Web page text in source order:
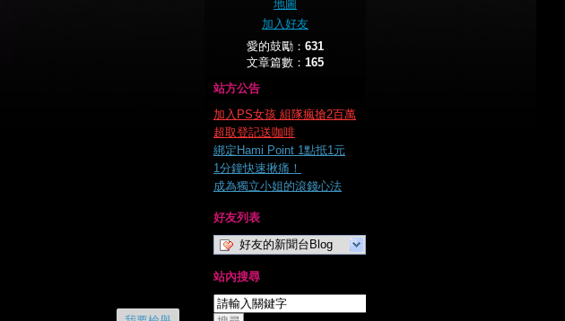
地圖
加入好友
愛的鼓勵： 631
文章篇數： 165
站方公告
加入PS女孩 組隊瘋搶2百萬
超取登記送咖啡
綁定Hami Point 1點抵1元
1分鐘快速揪痛！
成為獨立小姐的滾錢心法
好友列表
好友的新聞台Blog
站內搜尋